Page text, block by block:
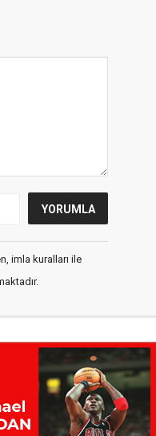
imla kuralları ile